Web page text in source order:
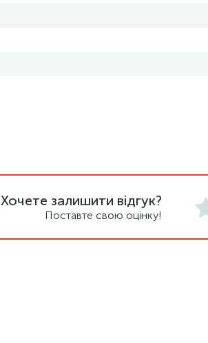
Хочете залишити відгук?
Поставте свою оцінку!